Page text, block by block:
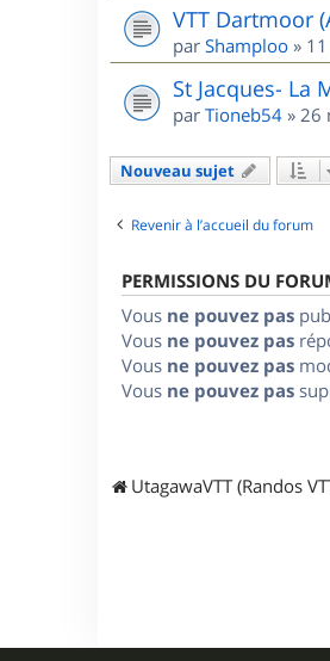
VTT Dartmoor
par Shamploo »
St Jacques- La
par Tioneb54 » 26
Nouveau sujet
Revenir à l’accueil du forum
PERMISSIONS DU
Vous ne pouvez pas
Vous ne pouvez pas
Vous ne pouvez pas
Vous ne pouvez pas
UtagawaVTT (Randos